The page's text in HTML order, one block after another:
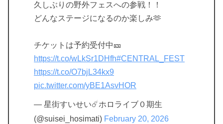
久しぶりの野外フェスへの参戦！！
どんなステージになるのか楽しみ🫶
チケットは予約受付中🎫
https://t.co/wLkSr1DHfh#CENTRAL_FEST
https://t.co/O7bjL34kx9
pic.twitter.com/yBE1AsvHOR
— 星街すいせい☄️ホロライブ０期生
(@suisei_hosimati) February 20, 2026